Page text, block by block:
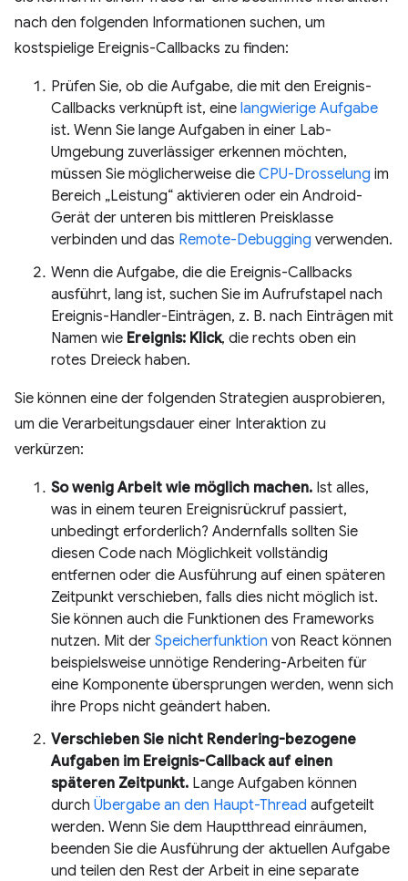
nach den folgenden Informationen suchen, um
kostspielige Ereignis-Callbacks zu finden:
Prüfen Sie, ob die Aufgabe, die mit den Ereignis-
Callbacks verknüpft ist, eine langwierige Aufgabe
ist. Wenn Sie lange Aufgaben in einer Lab-
Umgebung zuverlässiger erkennen möchten,
müssen Sie möglicherweise die CPU-Drosselung im
Bereich „Leistung“ aktivieren oder ein Android-
Gerät der unteren bis mittleren Preisklasse
verbinden und das Remote-Debugging verwenden.
Wenn die Aufgabe, die die Ereignis-Callbacks
ausführt, lang ist, suchen Sie im Aufrufstapel nach
Ereignis-Handler-Einträgen, z. B. nach Einträgen mit
Namen wie Ereignis: Klick, die rechts oben ein
rotes Dreieck haben.
Sie können eine der folgenden Strategien ausprobieren,
um die Verarbeitungsdauer einer Interaktion zu
verkürzen:
So wenig Arbeit wie möglich machen. Ist alles,
was in einem teuren Ereignisrückruf passiert,
unbedingt erforderlich? Andernfalls sollten Sie
diesen Code nach Möglichkeit vollständig
entfernen oder die Ausführung auf einen späteren
Zeitpunkt verschieben, falls dies nicht möglich ist.
Sie können auch die Funktionen des Frameworks
nutzen. Mit der Speicherfunktion von React können
beispielsweise unnötige Rendering-Arbeiten für
eine Komponente übersprungen werden, wenn sich
ihre Props nicht geändert haben.
Verschieben Sie nicht Rendering-bezogene
Aufgaben im Ereignis-Callback auf einen
späteren Zeitpunkt. Lange Aufgaben können
durch Übergabe an den Haupt-Thread aufgeteilt
werden. Wenn Sie dem Hauptthread einräumen,
beenden Sie die Ausführung der aktuellen Aufgabe
und teilen den Rest der Arbeit in eine separate